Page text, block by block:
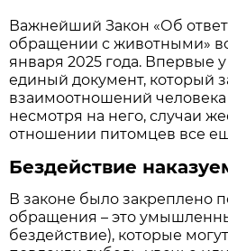
Важнейший Закон «Об
обращении с животными»
января 2025 года. Впервые
единый документ, который
взаимоотношений
несмотря на него, случаи
отношении питомцев все
Бездействие
В законе было закреплено
обращения – это
бездействие), которые